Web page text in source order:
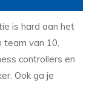
is hard aan het
team van 10,
controllers en
Ook ga je